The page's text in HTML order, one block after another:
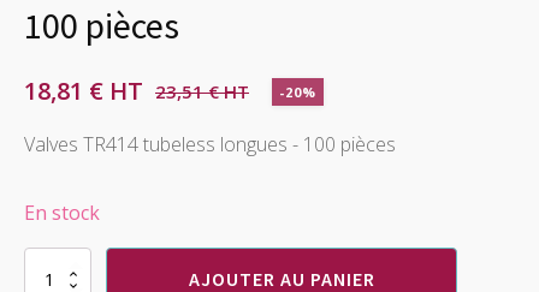
100 pièces
23,51€
Le
prix
était :
23,51 €.
18,81 €
Le
prix
est :
18,81 €.
-20%
Valves TR414 tubeless longues - 100 pièces
En stock
quantité
AJOUTER AU PANIER